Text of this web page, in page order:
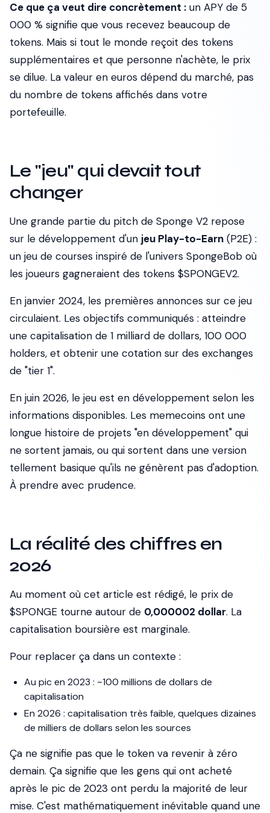
Ce que ça veut dire concrètement : un APY de 5
000 % signifie que vous recevez beaucoup de
tokens. Mais si tout le monde reçoit des tokens
supplémentaires et que personne n'achète, le prix
se dilue. La valeur en euros dépend du marché, pas
du nombre de tokens affichés dans votre
portefeuille.
Le "jeu" qui devait tout
changer
Une grande partie du pitch de Sponge V2 repose
sur le développement d'un jeu Play-to-Earn (P2E) :
un jeu de courses inspiré de l'univers SpongeBob où
les joueurs gagneraient des tokens $SPONGEV2.
En janvier 2024, les premières annonces sur ce jeu
circulaient. Les objectifs communiqués : atteindre
une capitalisation de 1 milliard de dollars, 100 000
holders, et obtenir une cotation sur des exchanges
de "tier 1".
En juin 2026, le jeu est en développement selon les
informations disponibles. Les memecoins ont une
longue histoire de projets "en développement" qui
ne sortent jamais, ou qui sortent dans une version
tellement basique qu'ils ne génèrent pas d'adoption.
À prendre avec prudence.
La réalité des chiffres en
2026
Au moment où cet article est rédigé, le prix de
$SPONGE tourne autour de 0,000002 dollar. La
capitalisation boursière est marginale.
Pour replacer ça dans un contexte :
Au pic en 2023 : ~100 millions de dollars de
capitalisation
En 2026 : capitalisation très faible, quelques dizaines
de milliers de dollars selon les sources
Ça ne signifie pas que le token va revenir à zéro
demain. Ça signifie que les gens qui ont acheté
après le pic de 2023 ont perdu la majorité de leur
mise. C'est mathématiquement inévitable quand une